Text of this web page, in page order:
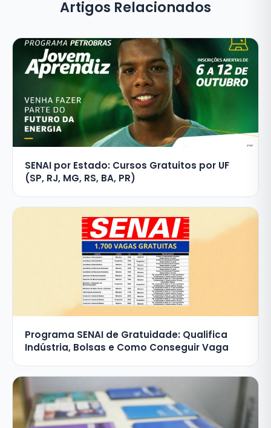
Artigos Relacionados
SENAI por Estado: Cursos Gratuitos por UF
(SP, RJ, MG, RS, BA, PR)
Programa SENAI de Gratuidade: Qualifica
Indústria, Bolsas e Como Conseguir Vaga